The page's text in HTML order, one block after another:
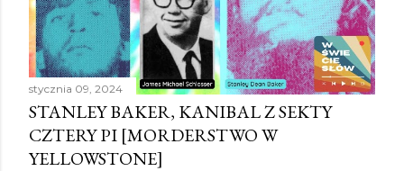
stycznia 09, 2024
STANLEY BAKER, KANIBAL Z SEKTY
CZTERY PI [MORDERSTWO W
YELLOWSTONE]